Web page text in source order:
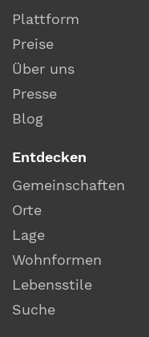
Plattform
Preise
Über uns
Presse
Blog
Entdecken
Gemeinschaften
Orte
Lage
Wohnformen
Lebensstile
Suche